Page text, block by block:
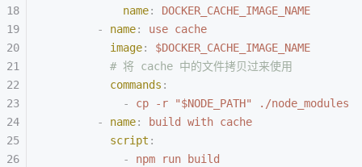
            name
:
DOCKER_CACHE_IMAGE_NAME
        -
name:
use cache
          image
:
$DOCKER_CACHE_IMAGE_NAME
          # 将 cache 中的文件拷贝过来使用
          commands
:
            -
cp -r "$NODE_PATH" ./node_modules
        -
name:
build with cache
          script
:
            -
npm run build